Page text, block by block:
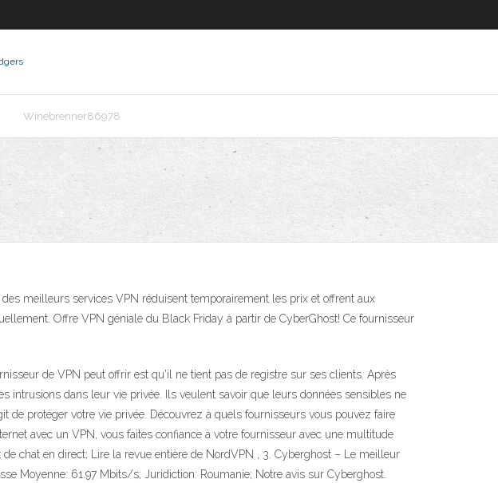
Winebrenner86978
meilleurs services VPN réduisent temporairement les prix et offrent aux
Offre VPN géniale du Black Friday à partir de CyberGhost! Ce fournisseur
de VPN peut offrir est qu'il ne tient pas de registre sur ses clients. Après
dans leur vie privée. Ils veulent savoir que leurs données sensibles ne
protéger votre vie privée. Découvrez à quels fournisseurs vous pouvez faire
avec un VPN, vous faites confiance à votre fournisseur avec une multitude
chat en direct; Lire la revue entière de NordVPN , 3. Cyberghost – Le meilleur
Moyenne: 61.97 Mbits/s; Juridiction: Roumanie; Notre avis sur Cyberghost.